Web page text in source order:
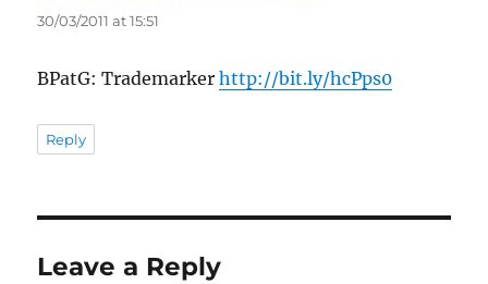
30/03/2011 at 15:51
BPatG: Trademarkerhttp://bit.ly/hcPps0
Reply
Leave a Reply